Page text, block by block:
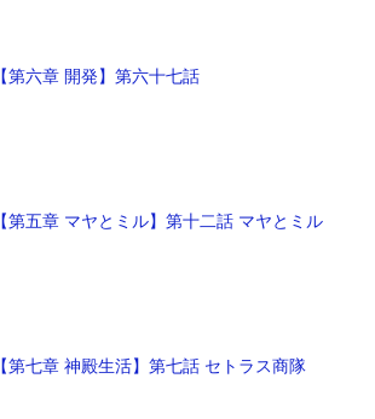
【第六章 開発】第六十七話
【第五章 マヤとミル】第十二話 マヤとミル
【第七章 神殿生活】第七話 セトラス商隊